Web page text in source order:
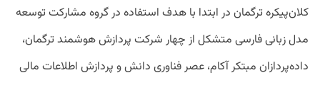
کلان‌پیکره ترگمان در ابتدا با هدف استفاده در گروه مشارکت توسعه
مدل زبانی فارسی متشکل از چهار شرکت پردازش هوشمند ترگمان،
داده‌پردازان مبتکر آکام، عصر فناوری دانش و پردازش اطلاعات مالی